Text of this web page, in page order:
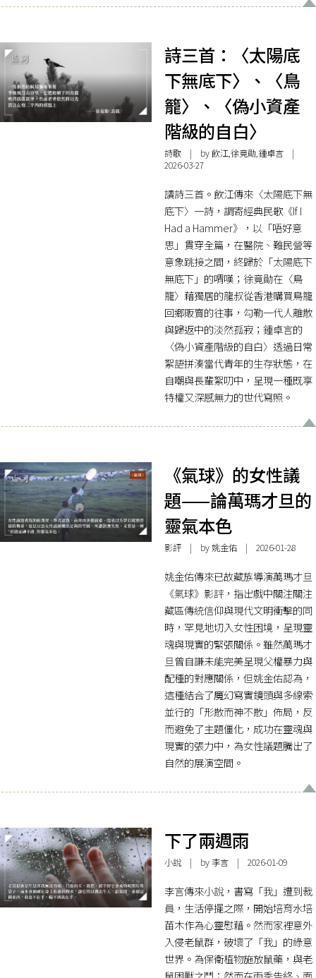
詩三首：〈太陽底
下無底下〉、〈鳥
籠〉、〈偽小資產
階級的自白〉
詩歌| by 飲江,徐竟勛,鍾卓言 |
2026-03-27
讀詩三首。飲江傳來〈太陽底下無
底下〉一詩，調寄經典民歌《If I
Had a Hammer》，以「唔好意
思」貫穿全篇，在醫院、難民營等
意象跳接之間，終歸於「太陽底下
無底下」的喟嘆；徐竟勛在〈鳥
籠〉藉獨居的龍叔從香港購買鳥籠
回鄉販賣的往事，勾勒一代人離散
與歸返中的淡然孤寂；鍾卓言的
〈偽小資產階級的自白〉透過日常
絮語拼湊當代青年的生存狀態，在
自嘲與長輩絮叨中，呈現一種既享
特權又深感無力的世代寫照。
《氣球》的女性議
題——論萬瑪才旦的
靈氣本色
影評| by 姚金佑 | 2026-01-28
姚金佑傳來已故藏族導演萬瑪才旦
《氣球》影評，指出戲中關注關注
藏區傳統信仰與現代文明衝擊的同
時，罕見地切入女性困境，呈現靈
魂與現實的緊張關係。雖然萬瑪才
旦曾自謙未能完美呈現父權暴力與
配種的對應關係，但姚金佑認為，
這種結合了魔幻寫實鏡頭與多線索
並行的「形散而神不散」佈局，反
而避免了主題僵化，成功在靈魂與
現實的張力中，為女性議題騰出了
自然的展演空間。
下了兩週雨
小說| by 李言 | 2026-01-09
李言傳來小說，書寫「我」遭到裁
員，生活停擺之際，開始培育水培
苗木作為心靈慰藉。然而家裡意外
入侵老鼠群，破壞了「我」的綠意
世界。為保衛植物施放鼠藥，與老